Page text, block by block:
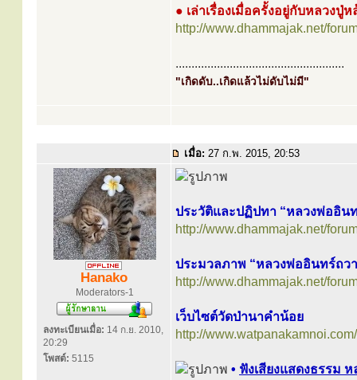
● เล่าเรื่องเมื่อครั้งอยู่กับหลวงปู่
http://www.dhammajak.net/
.....................................................
"เกิดดับ..เกิดแล้วไม่ดับไม่มี"
เมื่อ: 27 ก.พ. 2015, 20:53
Hanako
Moderators-1
ลงทะเบียนเมื่อ: 14 ก.ย. 2010,
20:29
โพสต์: 5115
ประวัติและปฏิปทา “หลวงพ่ออิน
http://www.dhammajak.net/
ประมวลภาพ “หลวงพ่ออินทร์ถว
http://www.dhammajak.net/
เว็บไซต์วัดป่านาคำน้อย
http://www.watpanakamnoi.com/
• ฟังเสียงแสดงธรรม